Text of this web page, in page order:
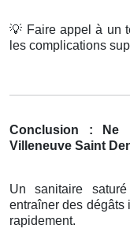
💡 Faire appel à un
les complications
Conclusion : Ne
Villeneuve Saint
Un sanitaire
entraîner des dégâts
rapidement.